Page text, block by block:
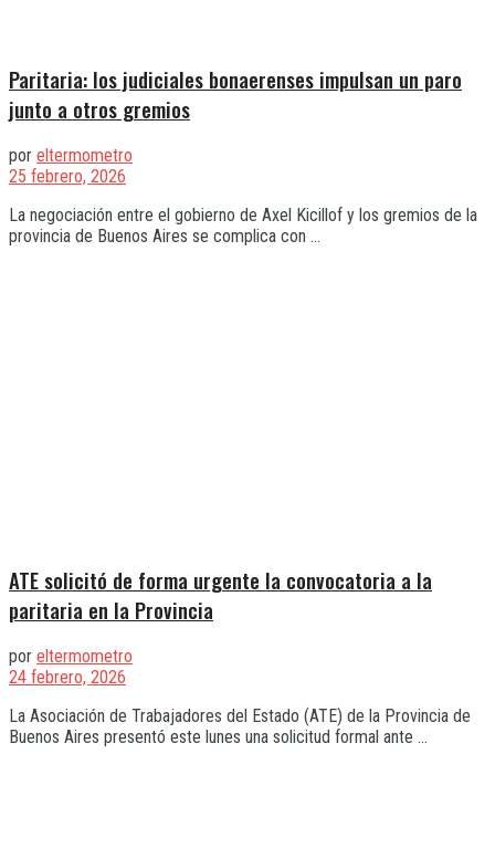
Paritaria: los judiciales bonaerenses impulsan un paro
junto a otros gremios
por eltermometro
25 febrero, 2026
La negociación entre el gobierno de Axel Kicillof y los gremios de la
provincia de Buenos Aires se complica con ...
ATE solicitó de forma urgente la convocatoria a la
paritaria en la Provincia
por eltermometro
24 febrero, 2026
La Asociación de Trabajadores del Estado (ATE) de la Provincia de
Buenos Aires presentó este lunes una solicitud formal ante ...